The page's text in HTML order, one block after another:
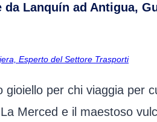
da Lanquín ad Antigua,
Esperto del Settore Trasporti
gioiello per chi viaggia per
Merced e il maestoso